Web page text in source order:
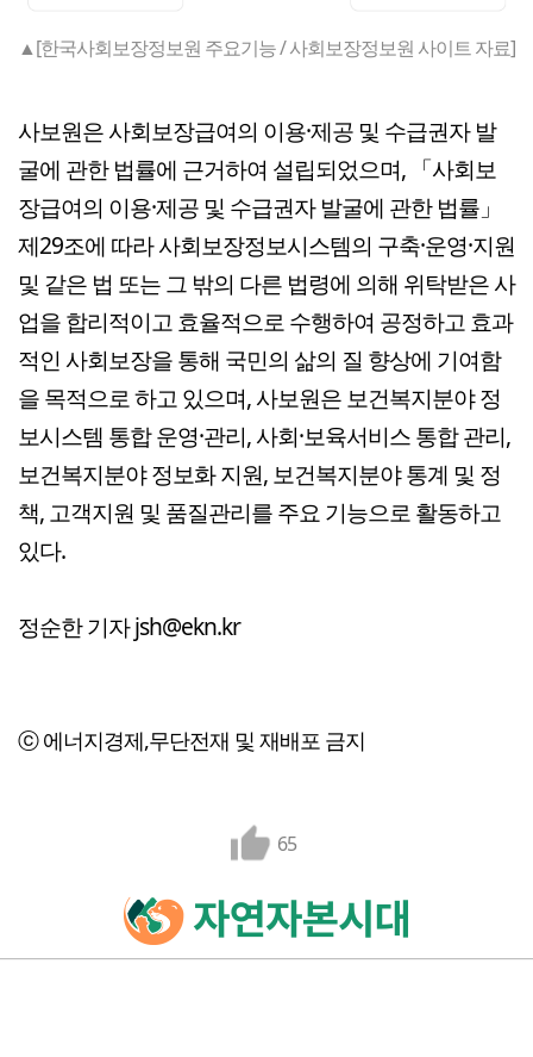
▲[한국사회보장정보원 주요기능 / 사회보장정보원 사이트 자료]
사보원은 사회보장급여의 이용·제공 및 수급권자 발
굴에 관한 법률에 근거하여 설립되었으며, 「사회보
장급여의 이용·제공 및 수급권자 발굴에 관한 법률」
제29조에 따라 사회보장정보시스템의 구축·운영·지원
및 같은 법 또는 그 밖의 다른 법령에 의해 위탁받은 사
업을 합리적이고 효율적으로 수행하여 공정하고 효과
적인 사회보장을 통해 국민의 삶의 질 향상에 기여함
을 목적으로 하고 있으며, 사보원은 보건복지분야 정
보시스템 통합 운영·관리, 사회·보육서비스 통합 관리,
보건복지분야 정보화 지원, 보건복지분야 통계 및 정
책, 고객지원 및 품질관리를 주요 기능으로 활동하고
있다.
정순한 기자 jsh@ekn.kr
ⓒ 에너지경제,무단전재 및 재배포 금지
65